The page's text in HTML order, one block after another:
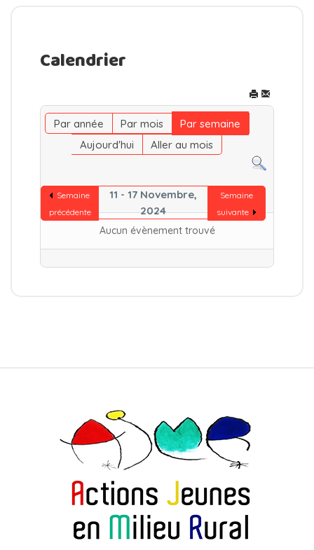
Calendrier
Par année Par mois
Par semaine
Aujourd'hui
Aller au mois
Semaine
précédente
11 - 17 Novembre,
2024
Semaine
suivante
Aucun évènement trouvé